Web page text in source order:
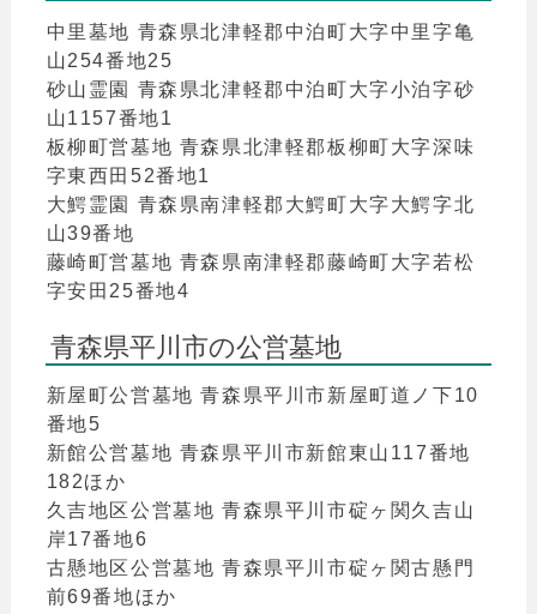
中里墓地 青森県北津軽郡中泊町大字中里字亀
山254番地25
砂山霊園 青森県北津軽郡中泊町大字小泊字砂
山1157番地1
板柳町営墓地 青森県北津軽郡板柳町大字深味
字東西田52番地1
大鰐霊園 青森県南津軽郡大鰐町大字大鰐字北
山39番地
藤崎町営墓地 青森県南津軽郡藤崎町大字若松
字安田25番地4
青森県平川市の公営墓地
新屋町公営墓地 青森県平川市新屋町道ノ下10
番地5
新館公営墓地 青森県平川市新館東山117番地
182ほか
久吉地区公営墓地 青森県平川市碇ヶ関久吉山
岸17番地6
古懸地区公営墓地 青森県平川市碇ヶ関古懸門
前69番地ほか